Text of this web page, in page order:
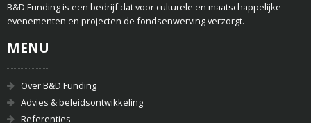
B&D Funding is een bedrijf dat voor culturele en maatschappelijke
evenementen en projecten de fondsenwerving verzorgt.
MENU
Over B&D Funding
Advies & beleidsontwikkeling
Referenties